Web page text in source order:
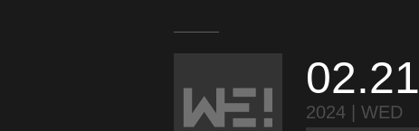
02.21
2024 | WED